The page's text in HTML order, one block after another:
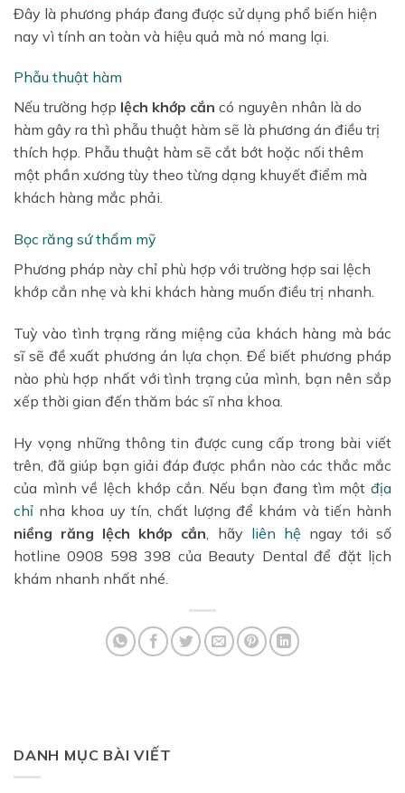
Đây là phương pháp đang được sử dụng phổ biến hiện
nay vì tính an toàn và hiệu quả mà nó mang lại.
Phẫu thuật hàm
Nếu trường hợp lệch khớp cắn có nguyên nhân là do
hàm gây ra thì phẫu thuật hàm sẽ là phương án điều trị
thích hợp. Phẫu thuật hàm sẽ cắt bớt hoặc nối thêm
một phần xương tùy theo từng dạng khuyết điểm mà
khách hàng mắc phải.
Bọc răng sứ thẩm mỹ
Phương pháp này chỉ phù hợp với trường hợp sai lệch
khớp cắn nhẹ và khi khách hàng muốn điều trị nhanh.
Tuỳ vào tình trạng răng miệng của khách hàng mà bác
sĩ sẽ đề xuất phương án lựa chọn. Để biết phương pháp
nào phù hợp nhất với tình trạng của mình, bạn nên sắp
xếp thời gian đến thăm bác sĩ nha khoa.
Hy vọng những thông tin được cung cấp trong bài viết
trên, đã giúp bạn giải đáp được phần nào các thắc mắc
của mình về lệch khớp cắn. Nếu bạn đang tìm một địa
chỉ nha khoa uy tín, chất lượng để khám và tiến hành
niềng răng lệch khớp cắn , hãy liên hệ ngay tới số
hotline 0908 598 398 của Beauty Dental để đặt lịch
khám nhanh nhất nhé.
DANH MỤC BÀI VIẾT